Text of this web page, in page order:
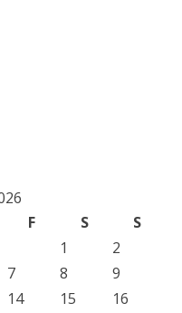
F S
S
1
2
7 8
9
14 15
16